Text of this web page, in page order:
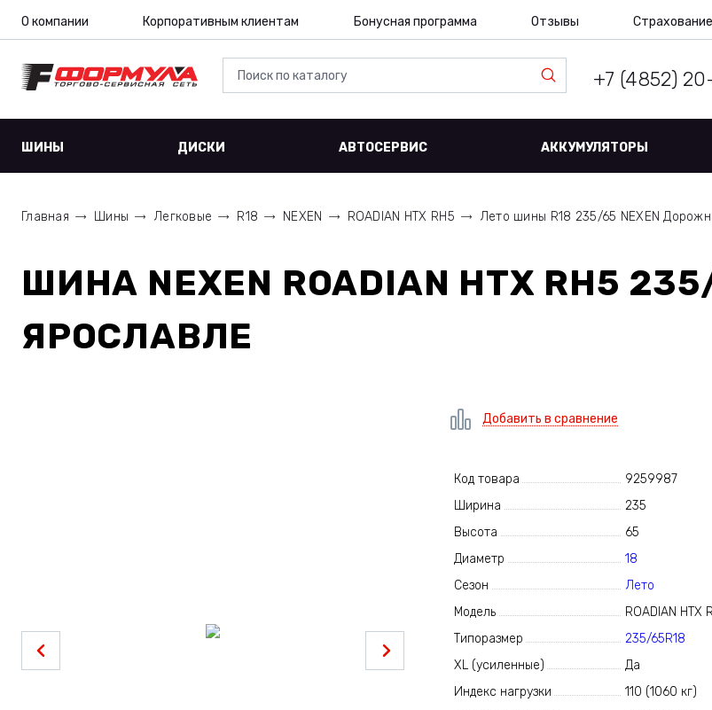
О компании Корпоративным клиентам Бонусная программа Отзывы Страхование
+7 (4852)
ШИНЫ ДИСКИ АВТОСЕРВИС АККУМУЛЯТОРЫ
Главная Шины Легковые R18 NEXEN ROADIAN HTX RH5 Лето шины R18 235/65 NEXEN
ШИНА NEXEN ROADIAN HTX RH5
ЯРОСЛАВЛЕ
Добавить в сравнение
Код товара
9259987
Ширина
235
Высота
65
Диаметр
18
Сезон
Лето
Модель
ROADIAN HTX
Типоразмер
235/65R18
XL (усиленные)
Да
Индекс нагрузки
110 (1060 кг)